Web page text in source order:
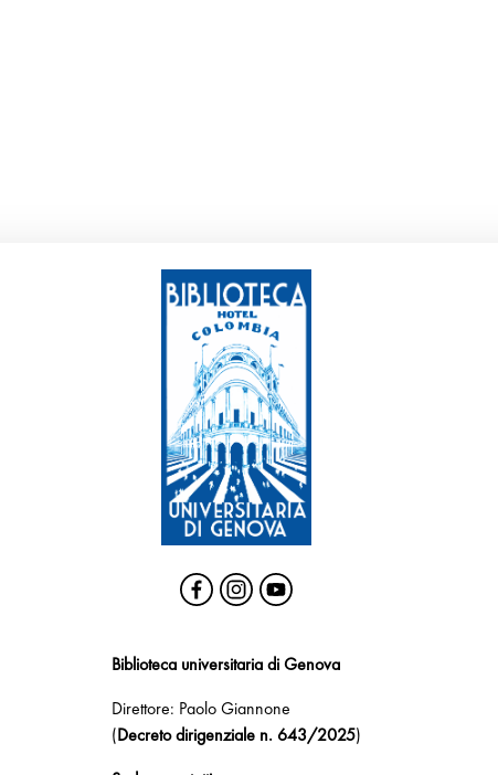
Biblioteca universitaria di Genova
Direttore: Paolo Giannone
(Decreto dirigenziale n. 643/2025)